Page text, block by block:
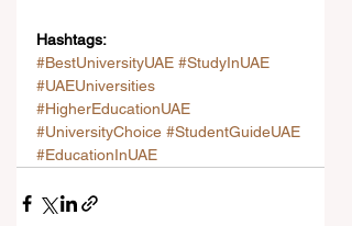
Hashtags:
#BestUniversityUAE #StudyInUAE
#UAEUniversities
#HigherEducationUAE
#UniversityChoice #StudentGuideUAE
#EducationInUAE